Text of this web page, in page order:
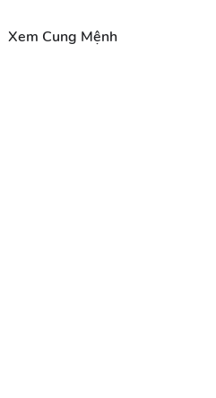
Xem Cung Mệnh